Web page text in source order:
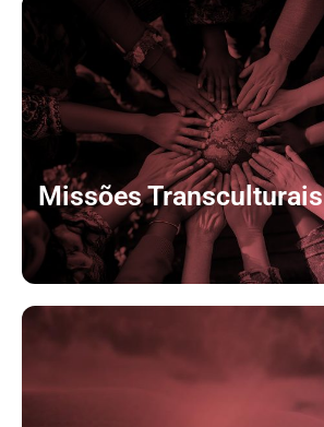
Missões Transculturais